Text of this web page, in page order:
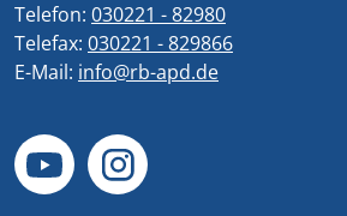
Telefon: 030221 - 82980
Telefax: 030221 - 829866
E-Mail: info@rb-apd.de